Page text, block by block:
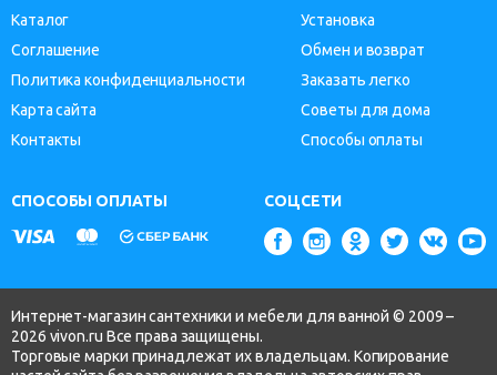
Каталог
Соглашение
Политика конфиденциальности
Карта сайта
Контакты
Установка
Обмен и возврат
Заказать легко
Советы для дома
Способы оплаты
СПОСОБЫ ОПЛАТЫ СОЦСЕТИ
Интернет-магазин сантехники и мебели для ванной © 2009 –
2026 vivon.ru Все права защищены.
Торговые марки принадлежат их владельцам. Копирование